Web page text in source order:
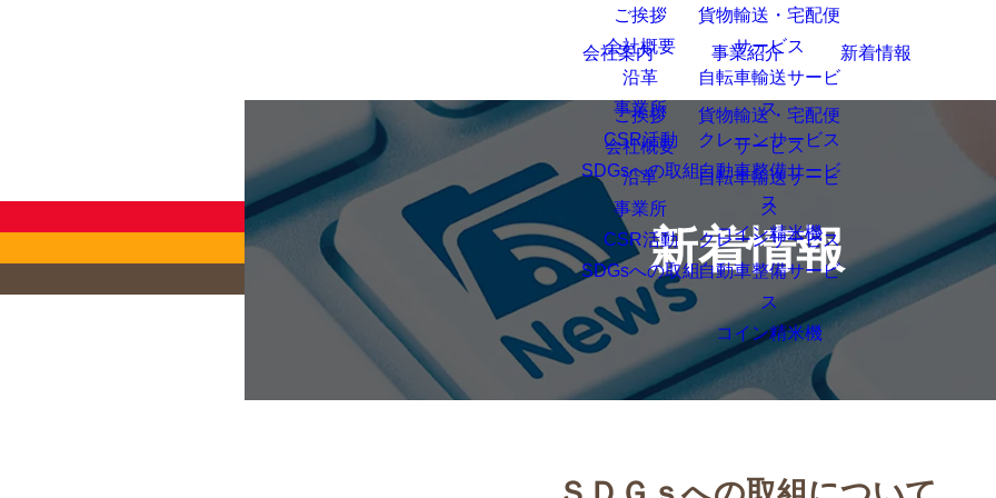
会社案内 事業紹介 新着情報
新着情報